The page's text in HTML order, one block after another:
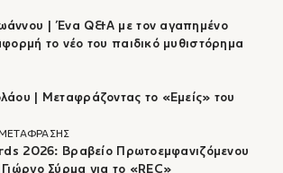
| Ένα Q&A με τον αγαπημένο
το νέο του παιδικό μυθιστόρημα
| Μεταφράζοντας το «Εμείς» του
2026: Βραβείο Πρωτοεμφανιζόμενου
Σύρμα για το «REC»